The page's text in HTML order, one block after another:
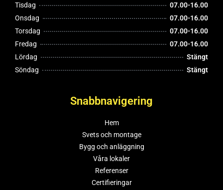
Tisdag
07.00-16.00
Onsdag
07.00-16.00
Torsdag
07.00-16.00
Fredag
07.00-16.00
Lördag
Stängt
Söndag
Stängt
Snabbnavigering
Hem
Svets och montage
Bygg och anläggning
Våra lokaler
Referenser
Certifieringar